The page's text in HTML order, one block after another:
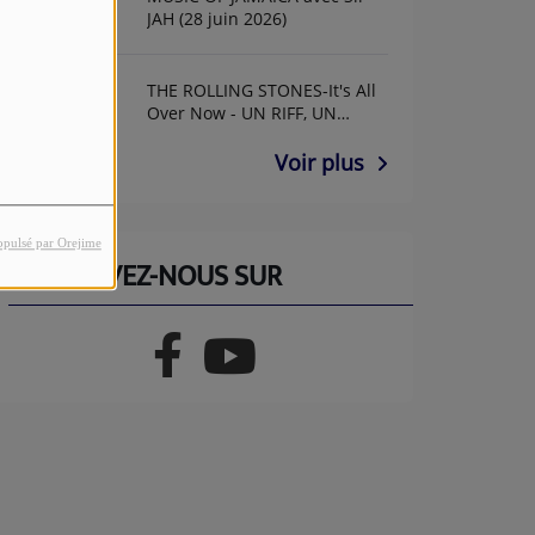
par Orejime
JAH (28 juin 2026)
THE ROLLING STONES-It's All
Over Now - UN RIFF, UN
Voir plus
RETROUVEZ-NOUS SUR